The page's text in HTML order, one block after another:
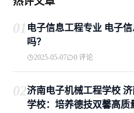
01 电子信息工程专业 电子
吗？
2025-05-07 0 评论
02济南电子机械工程学校
学校：培养德技双馨高质